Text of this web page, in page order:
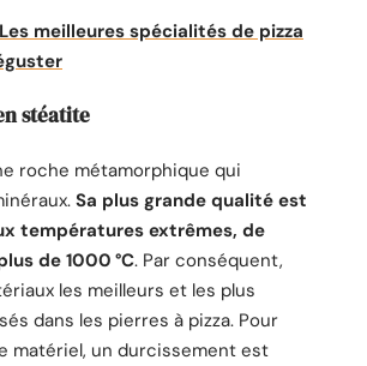
Les meilleures spécialités de pizza
stéatite
roche métamorphique qui
Sa plus grande qualité est
températures extrêmes, de
de 1000 °C. Par conséquent,
les meilleurs et les plus
dans les pierres à pizza. Pour
matériel, un durcissement est